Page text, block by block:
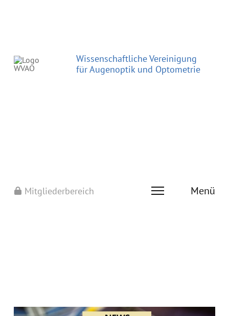
Wissenschaftliche Vereinigung
für Augenoptik und Optometrie
Mitgliederbereich Menü